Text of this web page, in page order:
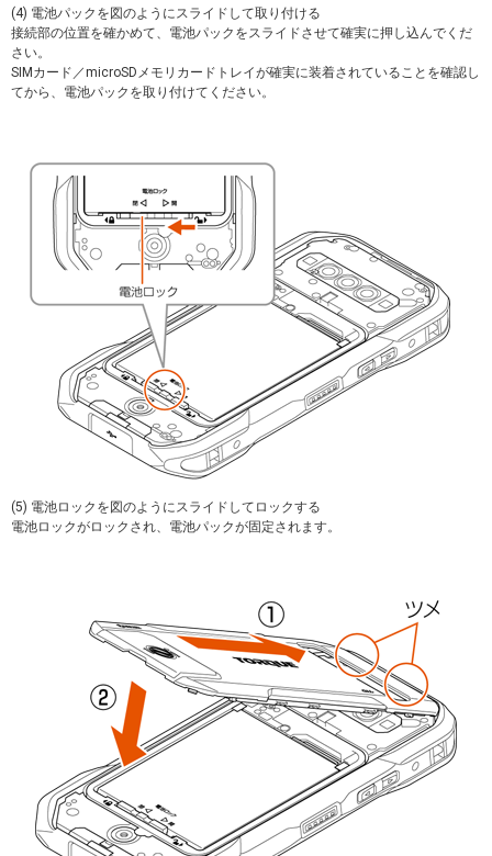
(4) 電池パックを図のようにスライドして取り付ける
接続部の位置を確かめて、電池パックをスライドさせて確実に押し込んでくだ
さい。
SIMカード／microSDメモリカードトレイが確実に装着されていることを確認し
てから、電池パックを取り付けてください。
(5) 電池ロックを図のようにスライドしてロックする
電池ロックがロックされ、電池パックが固定されます。